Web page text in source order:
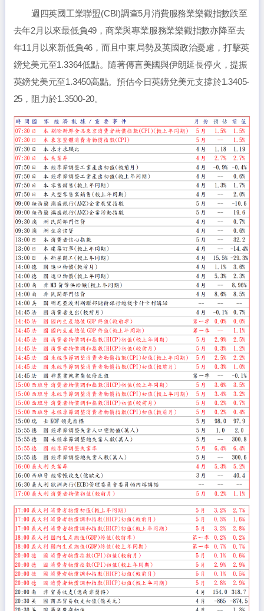
週四英國工業聯盟(CBI)調查5月消費服務業樂觀指數跌至
去年2月以來最低負49，商業與專業服務業樂觀指數亦降至去
年11月以來新低負46，而且中東局勢及英國政治憂慮，打擊英
鎊兌美元至1.3364低點。隨著傳言美國與伊朗延長停火，提振
英鎊兌美元至1.3450高點。預估今日英鎊兌美元支撐於1.3405-
25，阻力於1.3500-20。